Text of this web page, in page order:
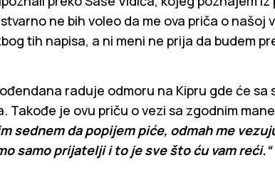
stvarno ne bih voleo da me ova priča o našoj
tih napisa, a ni meni ne prija da budem
raduje odmoru na Kipru gde će sa
Takođe je ovu priču o vezi sa zgodnim
sednem da popijem piće, odmah me
samo prijatelji i to je sve što ću vam reći.“